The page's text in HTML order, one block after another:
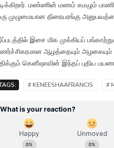
மண்ணின் மணம் கமழும்
முழுமையான திரையரங்கு
இசை மிக முக்கியப்
ஆழத்தையும் அழகையும்
கெனீஷாவின் இந்தப் புதிய
# KENEESHAAFRANCIS #